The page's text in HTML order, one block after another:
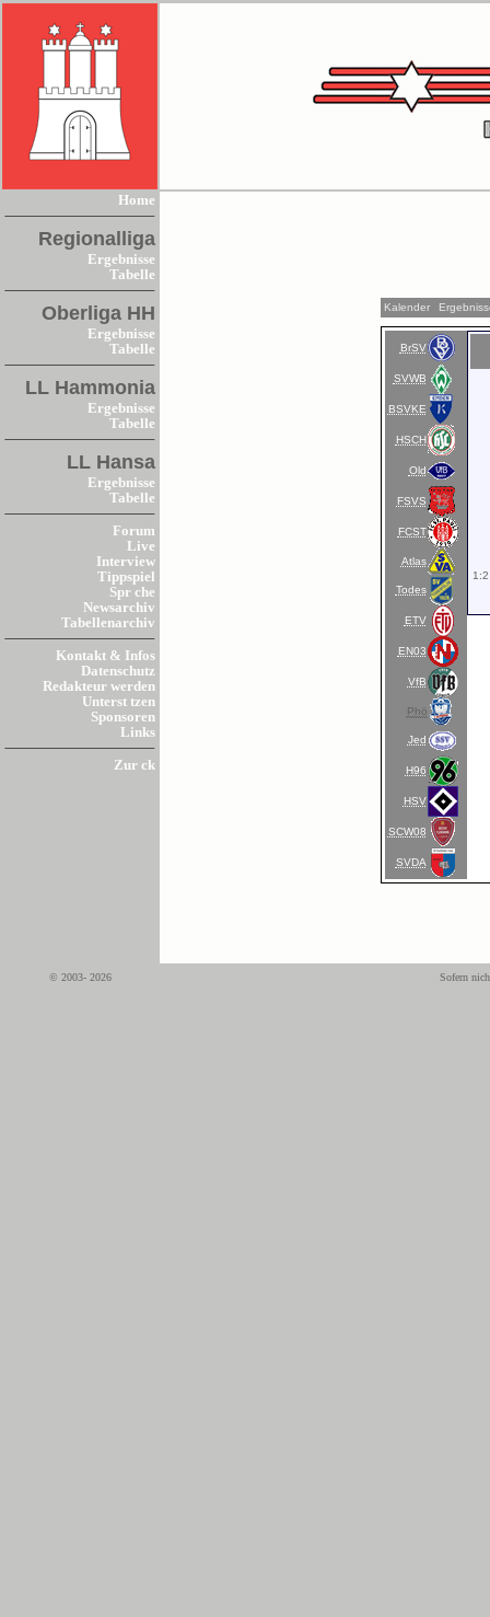
Home
Regionalliga
Ergebnisse
Tabelle
Oberliga HH
Ergebnisse
Tabelle
LL Hammonia
Ergebnisse
Tabelle
LL Hansa
Ergebnisse
Tabelle
Forum
Live
Interview
Tippspiel
Spr che
Newsarchiv
Tabellenarchiv
Kontakt & Infos
Datenschutz
Redakteur werden
Unterst tzen
Sponsoren
Links
Zur ck
Kalender
BrSV
SVWB
BSVKE
HSCH
Old
FSVS
FCST
Atlas
Todes
ETV
EN03
VfB
Phö
Jed
H96
HSV
SCW08
SVDA
© 2003- 2026 Sofern